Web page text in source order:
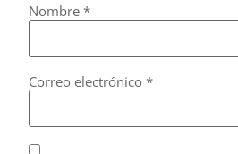
Nombre *
Correo electrónico *